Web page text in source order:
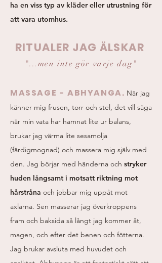
ha en viss typ av kläder eller utrustning för
att vara utomhus.
RITUALER JAG ÄLSKAR
"...men inte gör varje dag"
MASSAGE - ABHYANGA. När jag
känner mig frusen, torr och stel, det vill säga
när min vata har hamnat lite ur balans,
brukar jag värma lite sesamolja
(färdigmognad) och massera mig själv med
den. Jag börjar med händerna och stryker
huden långsamt i motsatt riktning mot
hårstråna och jobbar mig uppåt mot
axlarna. Sen masserar jag överkroppens
fram och baksida så långt jag kommer åt,
magen, och efter det benen och fötterna.
Jag brukar avsluta med huvudet och